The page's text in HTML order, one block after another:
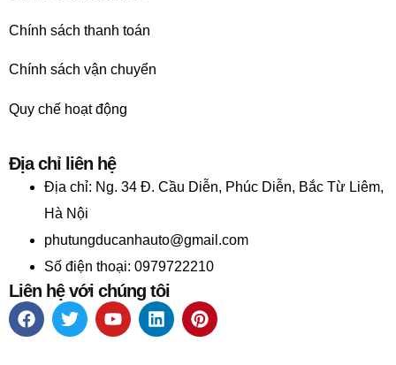
Chính sách thanh toán
Chính sách vận chuyển
Quy chế hoạt động
Địa chỉ liên hệ
Địa chỉ: Ng. 34 Đ. Cầu Diễn, Phúc Diễn, Bắc Từ Liêm,
Hà Nội
phutungducanhauto@gmail.com
Số điện thoại: 0979722210
Liên hệ với chúng tôi